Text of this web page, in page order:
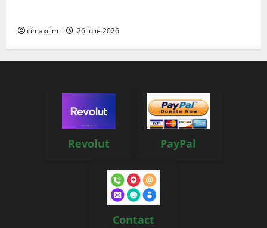
cimaxcim 26 iulie 2026
Revolut PayPal
Contact